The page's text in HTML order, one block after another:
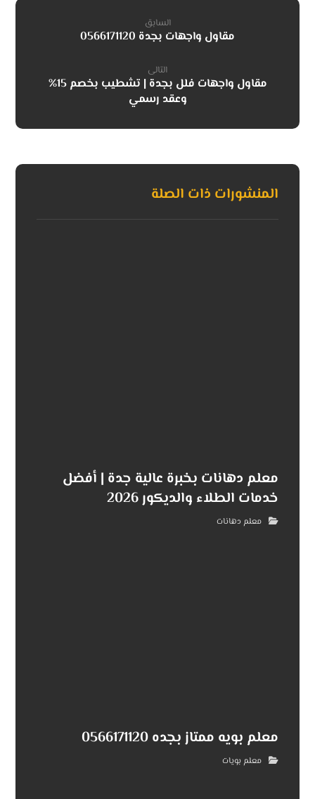
السابق
مقاول واجهات بجدة 0566171120
التالى
مقاول واجهات فلل بجدة | تشطيب بخصم 15%
وعقد رسمي
المنشورات ذات الصلة
معلم دهانات بخبرة عالية جدة | أفضل
خدمات الطلاء والديكور 2026
معلم دهانات
معلم بويه ممتاز بجده 0566171120
معلم بويات